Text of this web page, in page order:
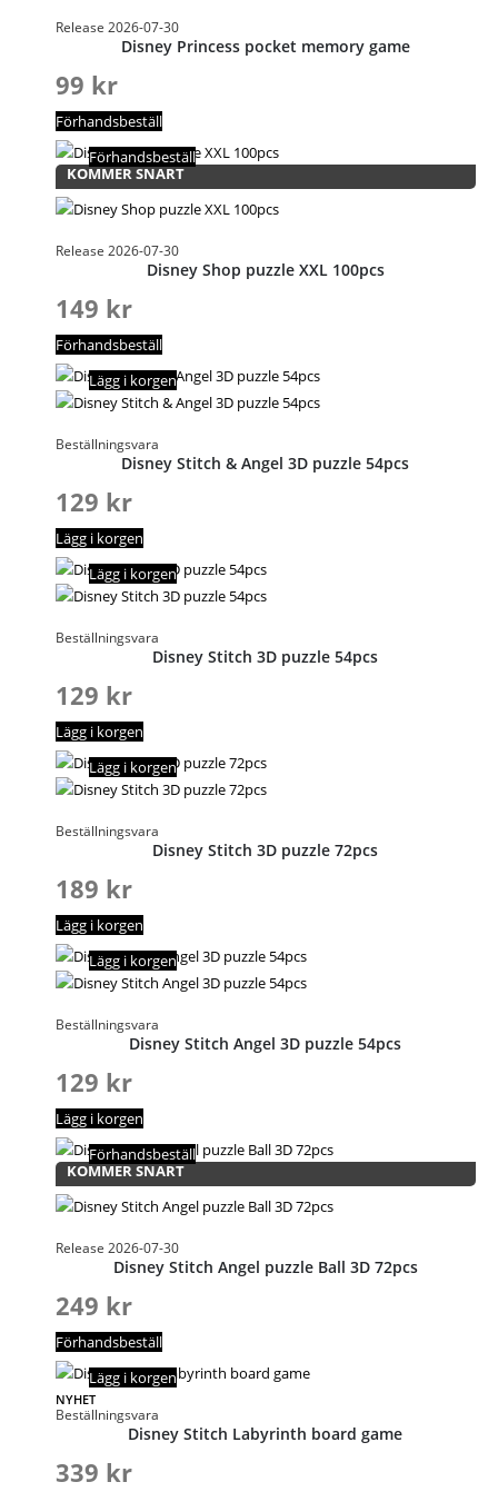
Release 2026-07-30
Disney Princess pocket memory game
99 kr
Förhandsbeställ
KOMMER SNART
Release 2026-07-30
Förhandsbeställ
Disney Shop puzzle XXL 100pcs
149 kr
Förhandsbeställ
Beställningsvara
Lägg i korgen
Disney Stitch & Angel 3D puzzle 54pcs
129 kr
Lägg i korgen
Beställningsvara
Lägg i korgen
Disney Stitch 3D puzzle 54pcs
129 kr
Lägg i korgen
Beställningsvara
Lägg i korgen
Disney Stitch 3D puzzle 72pcs
189 kr
Lägg i korgen
Beställningsvara
Lägg i korgen
Disney Stitch Angel 3D puzzle 54pcs
129 kr
Lägg i korgen
KOMMER SNART
Release 2026-07-30
Förhandsbeställ
Disney Stitch Angel puzzle Ball 3D 72pcs
249 kr
Förhandsbeställ
NYHET
Beställningsvara
Lägg i korgen
Disney Stitch Labyrinth board game
339 kr